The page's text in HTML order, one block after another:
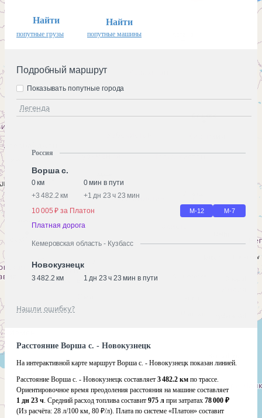
Найти
попутные грузы
Найти
попутные машины
Подробный маршрут
Легенда
Показывать попутные города
Россия
Ворша с.
0 км
0 мин в пути
+3 482.2 км +1 дн 23 ч 23 мин
10 005 ₽ за Платон
М-12 М-7
Платная дорога
Кемеровская область - Кузбасс
Новокузнецк
3 482.2 км 1 дн 23 ч 23 мин в пути
Нашли ошибку?
Расстояние Ворша с. - Новокузнецк
На интерактивной карте маршрут Ворша с. - Новокузнецк показан линией.
Расстояние Ворша с. - Новокузнецк составляет 3 482.2 км по трассе.
Ориентировочное время преодоления расстояния на машине составляет
1 дн 23 ч. Средний расход топлива составит 975 л при затратах 78 000 ₽
(Из расчёта: 28 л/100 км, 80 ₽/л). Плата по системе «Платон» составит